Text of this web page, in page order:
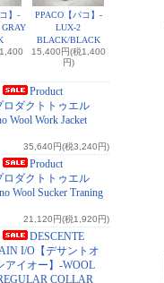
】-
PPACO【パコ】-
LUX-2
BLACK/BLACK
15,400円(税1,400
円)
Product
ロダクトトゥエル
Wool Work Jacket
35,640円(税3,240円)
Product
ロダクトトゥエル
Wool Sucker Traning
21,120円(税1,920円)
DESCENTE
I/O【デサントオ
アイオー】-WOOL
COLLAR